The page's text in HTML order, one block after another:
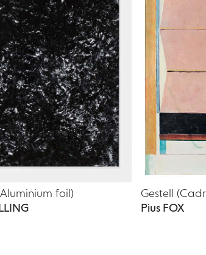
foil)
Gestell
Pius FOX